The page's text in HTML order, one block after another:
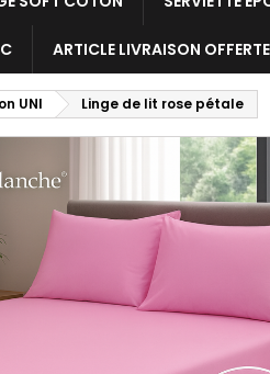
ARTICLE LIVRAISON OFFERTE
UNI Linge de lit rose pétale